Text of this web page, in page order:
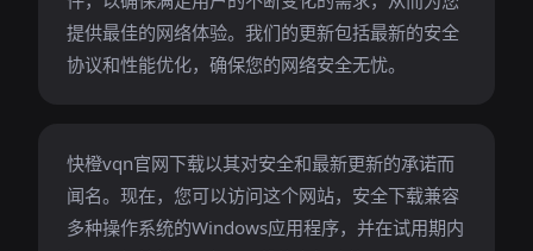
提供最佳的网络体验。我们的更新包括最新的安全
协议和性能优化，确保您的网络安全无忧。
快橙vqn官网下载以其对安全和最新更新的承诺而
闻名。现在，您可以访问这个网站，安全下载兼容
多种操作系统的Windows应用程序，并在试用期内